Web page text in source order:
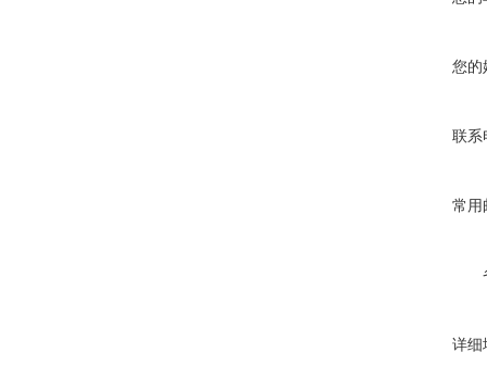
您的
联系
常用
详细